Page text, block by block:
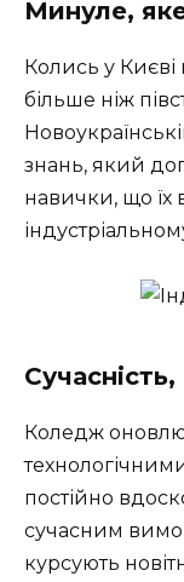
Минуле,
Колись у
більше ніж
знань, який
навички, що їх
Коледж
постійно
сучасним
курсують